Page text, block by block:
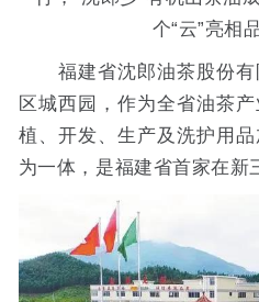
个“云”亮相
福建省沈郎油茶股份有
区城西园，作为全省油茶
植、开发、生产及洗护用
为一体，是福建省首家在新